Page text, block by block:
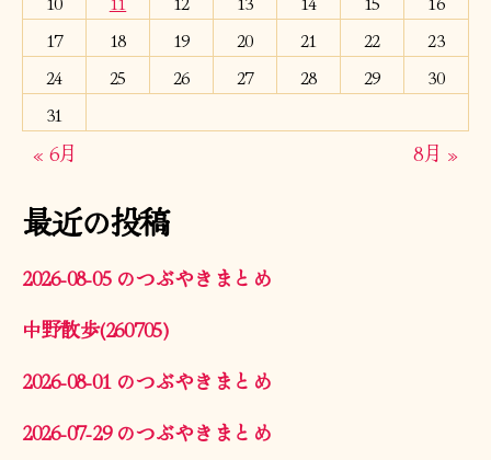
17
18 19 20 21 22
23
24
25 26 27 28 29
30
31
« 6月 8月 »
最近の投稿
2026-08-05 のつぶやきまとめ
中野散歩(260705)
2026-08-01 のつぶやきまとめ
2026-07-29 のつぶやきまとめ